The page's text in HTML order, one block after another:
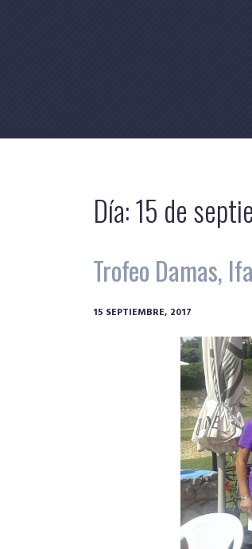
Día:15 de
Trofeo Damas,
15 SEPTIEMBRE, 2017